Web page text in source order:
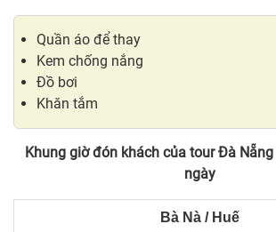
Quần áo để thay
Kem chống nắng
Đồ bơi
Khăn tắm
Khung giờ đón khách của tour Đà
ngày
Bà Nà / Huế